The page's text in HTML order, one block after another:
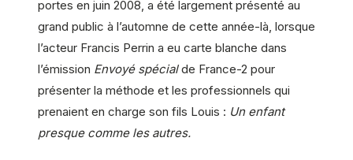
portes en juin 2008, a été largement présenté au
grand public à l’automne de cette année-là, lorsque
l’acteur Francis Perrin a eu carte blanche dans
l’émission Envoyé spécialde France-2 pour
présenter la méthode et les professionnels qui
prenaient en charge son fils Louis : Un enfant
presque comme les autres.